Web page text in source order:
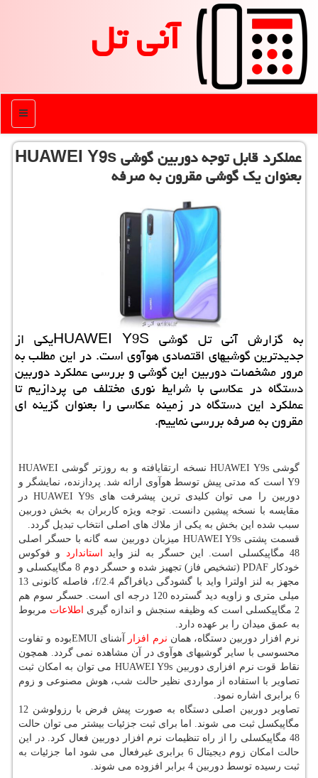
آنی تل
منو
عملكرد قابل توجه دوربین گوشی HUAWEI Y9s
بعنوان یك گوشی مقرون به صرفه
به گزارش آنی تل گوشی HUAWEI Y9Sیكی از
جدیدترین گوشیهای اقتصادی هوآوی است. در این مطلب به
مرور مشخصات دوربین این گوشی و بررسی عملكرد دوربین
دستگاه در عكاسی با شرایط نوری مختلف می پردازیم تا
عملكرد این دستگاه در زمینه عكاسی را بعنوان گزینه ای
مقرون به صرفه بررسی نماییم.
گوشی HUAWEI Y9s نسخه ارتقایافته و به روزتر گوشی HUAWEI
Y9 است كه مدتی پیش توسط هوآوی ارائه شد. پردازنده، نمایشگر و
دوربین را می توان كلیدی ترین پیشرفت های HUAWEI Y9s در
مقایسه با نسخه پیشین دانست. توجه ویژه كاربران به بخش دوربین
سبب شده این بخش به یكی از ملاك های اصلی انتخاب تبدیل گردد.
قسمت پشتی HUAWEI Y9s میزبان دوربین سه گانه با حسگر اصلی
48 مگاپیكسلی است. این حسگر به لنز واید
استاندارد و فوكوس
خودكار PDAF (تشخیص فاز) تجهیز شده و حسگر دوم 8 مگاپیكسلی و
مجهز به لنز اولترا واید با گشودگی دیافراگم f/2.4، فاصله كانونی 13
میلی متری و زاویه دید گسترده 120 درجه ای است. حسگر سوم هم
2 مگاپیكسلی است كه وظیفه سنجش و اندازه گیری
اطلاعات مربوط
به عمق میدان را بر عهده دارد.
نرم افزار دوربین دستگاه، همان نرم افزار
آشنای EMUIبوده و تفاوت
محسوسی با سایر گوشیهای هوآوی در آن مشاهده نمی گردد. همچون
نقاط قوت نرم افزاری دوربین HUAWEI Y9s می توان به امكان ثبت
تصاویر با استفاده از مواردی نظیر حالت شب، هوش مصنوعی و زوم
6 برابری اشاره نمود.
تصاویر دوربین اصلی دستگاه به صورت پیش فرض با رزولوشن 12
مگاپیكسل ثبت می شوند. اما برای ثبت جزئیات بیشتر می توان حالت
48 مگاپیكسلی را از راه تنظیمات نرم افزار دوربین فعال كرد. در این
حالت امكان زوم دیجیتال 6 برابری غیرفعال می شود اما جزئیات به
ثبت رسیده توسط دوربین 4 برابر افزوده می شوند.